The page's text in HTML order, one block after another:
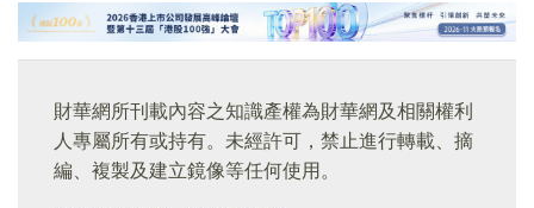
財華網所刊載內容之知識產權為財華網及相關權利
人專屬所有或持有。未經許可，禁止進行轉載、摘
編、複製及建立鏡像等任何使用。